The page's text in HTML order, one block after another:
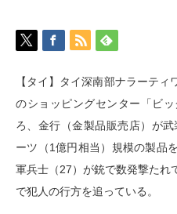
【タイ】タイ深南部ナラーテ
のショッピングセンター「ビ
ろ、金行（金製品販売店）が
ーツ（1億円相当）規模の製品
軍兵士（27）が銃で数発撃たれ
で犯人の行方を追っている。